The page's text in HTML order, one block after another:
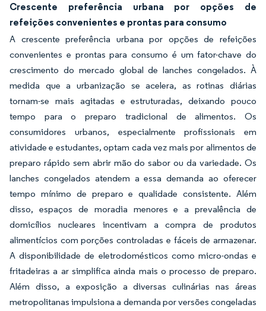
Crescente preferência urbana por opções de
refeições convenientes e prontas para consumo
A crescente preferência urbana por opções de refeições
convenientes e prontas para consumo é um fator-chave do
crescimento do mercado global de lanches congelados. À
medida que a urbanização se acelera, as rotinas diárias
tornam-se mais agitadas e estruturadas, deixando pouco
tempo para o preparo tradicional de alimentos. Os
consumidores urbanos, especialmente profissionais em
atividade e estudantes, optam cada vez mais por alimentos de
preparo rápido sem abrir mão do sabor ou da variedade. Os
lanches congelados atendem a essa demanda ao oferecer
tempo mínimo de preparo e qualidade consistente. Além
disso, espaços de moradia menores e a prevalência de
domicílios nucleares incentivam a compra de produtos
alimentícios com porções controladas e fáceis de armazenar.
A disponibilidade de eletrodomésticos como micro-ondas e
fritadeiras a ar simplifica ainda mais o processo de preparo.
Além disso, a exposição a diversas culinárias nas áreas
metropolitanas impulsiona a demanda por versões congeladas